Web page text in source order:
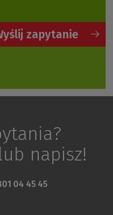
zapytanie
napisz!
04 45 45